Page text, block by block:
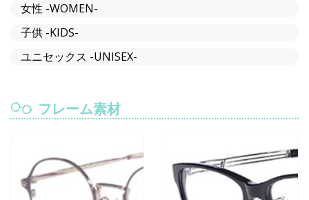
女性 -WOMEN-
子供 -KIDS-
ユニセックス -UNISEX-
フレーム素材